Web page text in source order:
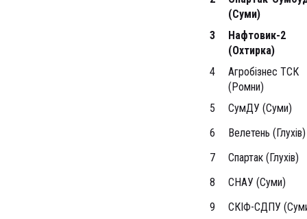
(Суми)
3
Нафтовик-2
(Охтирка)
4
Агробізнес ТСК
(Ромни)
5
СумДУ (Суми)
6
Велетень (Глухів)
7
Спартак (Глухів)
8
СНАУ (Суми)
9
СКІФ-СДПУ